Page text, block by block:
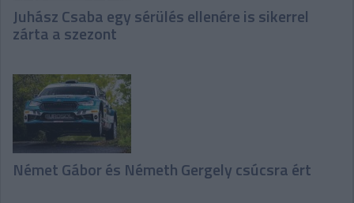
Juhász Csaba egy sérülés ellenére is sikerrel
zárta a szezont
Német Gábor és Németh Gergely csúcsra ért